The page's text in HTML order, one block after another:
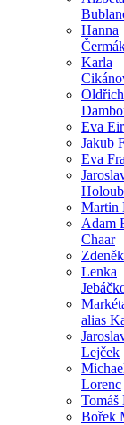
Hanna
Karla
Oldřich
Eva
Jakub
Eva
Martin
Adam
Chaar
Lenka
alias
Lejček
Lorenc
Tomáš
Bořek